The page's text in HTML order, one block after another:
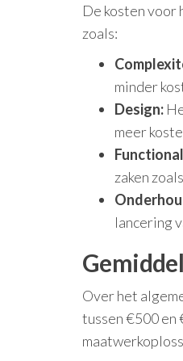
De kosten voor
zoals:
minder
Design:
meer
zaken
lancering
Over het
tussen €500 en